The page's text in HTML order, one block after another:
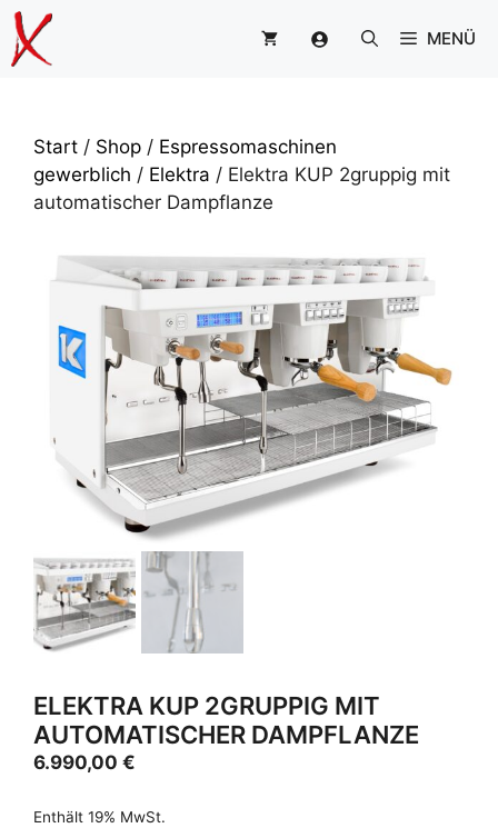
Zum
Inhalt
springen
MENÜ
Start / Shop / Espressomaschinen
gewerblich / Elektra / Elektra KUP 2gruppig mit
automatischer Dampflanze
ELEKTRA KUP 2GRUPPIG MIT
AUTOMATISCHER DAMPFLANZE
6.990,00 €
Enthält 19% MwSt.